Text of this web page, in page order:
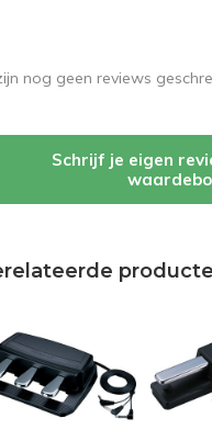
nog geen reviews
Schrijf je eigen